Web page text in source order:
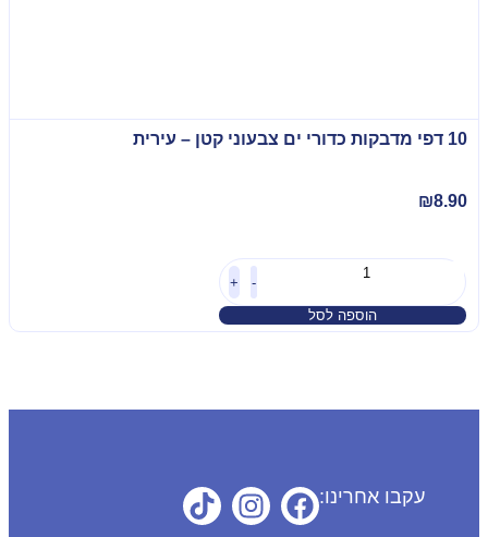
10 דפי מדבקות כדורי ים צבעוני קטן – עירית
₪8.90
+
הוספה לסל
עקבו אחרינו: